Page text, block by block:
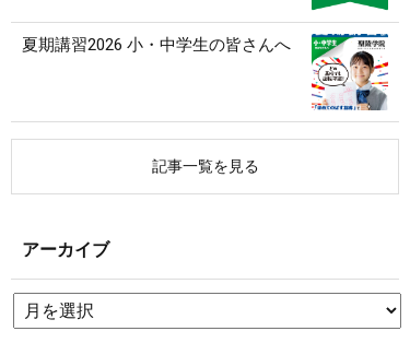
夏期講習2026 小・中学生の皆さんへ
記事一覧を見る
アーカイブ